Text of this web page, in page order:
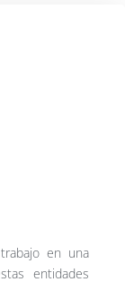
en una
entidades